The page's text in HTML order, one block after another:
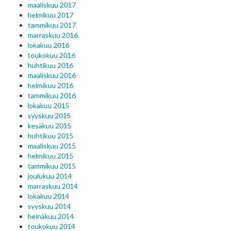
maaliskuu 2017
helmikuu 2017
tammikuu 2017
marraskuu 2016
lokakuu 2016
toukokuu 2016
huhtikuu 2016
maaliskuu 2016
helmikuu 2016
tammikuu 2016
lokakuu 2015
syyskuu 2015
kesäkuu 2015
huhtikuu 2015
maaliskuu 2015
helmikuu 2015
tammikuu 2015
joulukuu 2014
marraskuu 2014
lokakuu 2014
syyskuu 2014
heinäkuu 2014
toukokuu 2014